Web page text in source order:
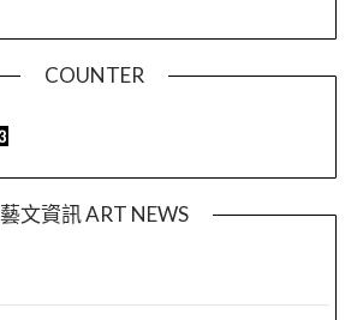
COUNTER
藝文資訊 ART NEWS